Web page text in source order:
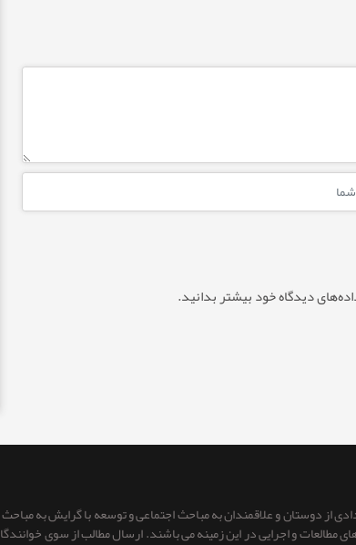
دیدگاه خود بیشتر بدانید.
از دوستان و علاقمندان به مباحث اجتماعی و توسعه با گرایش به
های مطالعات و اجرایی در این زمینه می باشند. ارسال مطالب از سوی